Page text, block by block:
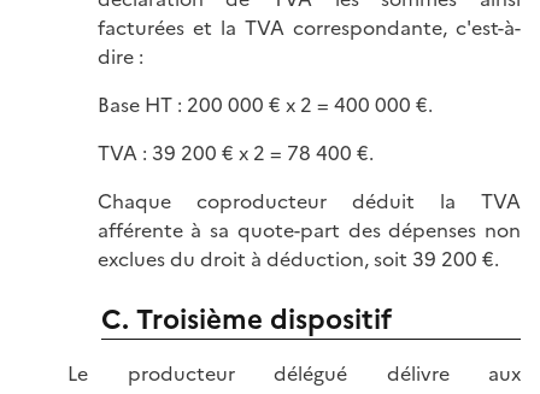
facturées et la TVA correspondante, c'est-à-
dire :
Base HT : 200 000 € x 2 = 400 000 €.
TVA : 39 200 € x 2 = 78 400 €.
Chaque coproducteur déduit la TVA
afférente à sa quote-part des dépenses non
exclues du droit à déduction, soit 39 200 €.
C. Troisième dispositif
Le producteur délégué délivre aux